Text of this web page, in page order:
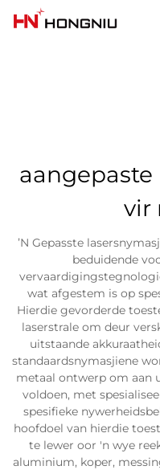
vir
ʼN Gepasste
beduidende
wat afgestem is op
Hierdie gevorderde
laserstrale om deur
uitstaande
standaardsnymasjiene
metaal ontwerp om aan
voldoen, met
spesifieke
hoofdoel van hierdie
te lewer oor 'n wye
aluminium, koper,